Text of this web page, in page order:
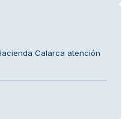
Calarca atención